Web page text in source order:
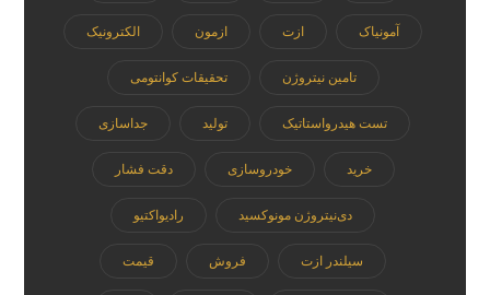
آمونیاک ازت ازمون الکترونیک
تامین نیتروژن تحقیقات کوانتومی
تست هیدرواستاتیک تولید جداسازی
خرید خودروسازی دقت فشار
دی‌نیتروژن مونوکسید رادیواکتیو
سیلندر ازت فروش قیمت